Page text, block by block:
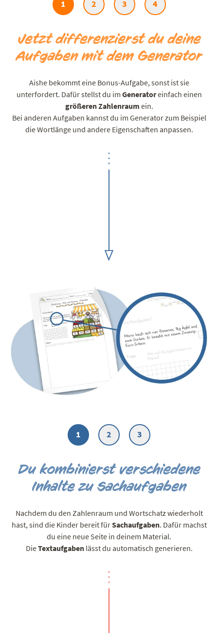
1 2 3 4
Jetzt differenzierst du deine
Aufgaben mit dem Generator
Aishe bekommt eine Bonus-Aufgabe, sonst ist sie
unterfordert. Dafür stellst du im Generatoreinfach einen
größeren Zahlenraum ein.
Bei anderen Aufgaben kannst du im Generator zum Beispiel
die Wortlänge und andere Eigenschaften anpassen.
1 2 3
Du kombinierst verschiedene
Inhalte zu Sachaufgaben
Nachdem du den Zahlenraum und Wortschatz wiederholt
hast, sind die Kinder bereit fürSachaufgaben. Dafür machst
du eine neue Seite in deinem Material.
DieTextaufgaben lässt du automatisch generieren.